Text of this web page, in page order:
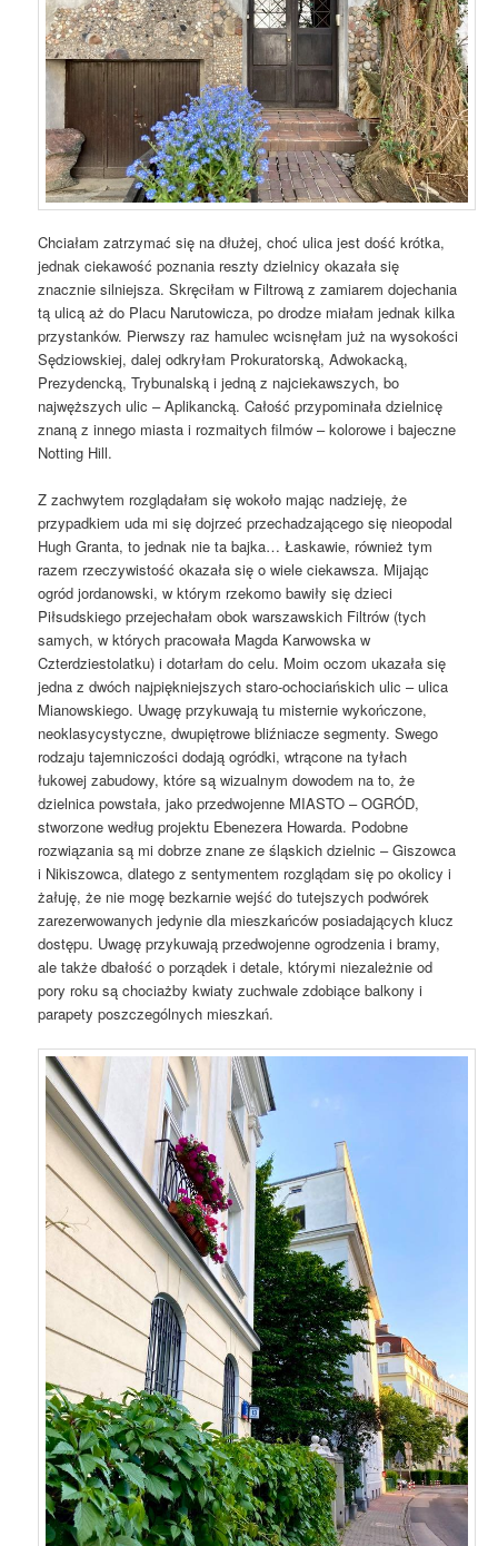
Chciałam zatrzymać się na dłużej, choć ulica jest dość krótka,
jednak ciekawość poznania reszty dzielnicy okazała się
znacznie silniejsza. Skręciłam w Filtrową z zamiarem dojechania
tą ulicą aż do Placu Narutowicza, po drodze miałam jednak kilka
przystanków. Pierwszy raz hamulec wcisnęłam już na wysokości
Sędziowskiej, dalej odkryłam Prokuratorską, Adwokacką,
Prezydencką, Trybunalską i jedną z najciekawszych, bo
najwęższych ulic – Aplikancką. Całość przypominała dzielnicę
znaną z innego miasta i rozmaitych filmów – kolorowe i bajeczne
Notting Hill.
Z zachwytem rozglądałam się wokoło mając nadzieję, że
przypadkiem uda mi się dojrzeć przechadzającego się nieopodal
Hugh Granta, to jednak nie ta bajka… Łaskawie, również tym
razem rzeczywistość okazała się o wiele ciekawsza. Mijając
ogród jordanowski, w którym rzekomo bawiły się dzieci
Piłsudskiego przejechałam obok warszawskich Filtrów (tych
samych, w których pracowała Magda Karwowska w
Czterdziestolatku) i dotarłam do celu. Moim oczom ukazała się
jedna z dwóch najpiękniejszych staro-ochociańskich ulic – ulica
Mianowskiego. Uwagę przykuwają tu misternie wykończone,
neoklasycystyczne, dwupiętrowe bliźniacze segmenty. Swego
rodzaju tajemniczości dodają ogródki, wtrącone na tyłach
łukowej zabudowy, które są wizualnym dowodem na to, że
dzielnica powstała, jako przedwojenne MIASTO – OGRÓD,
stworzone według projektu Ebenezera Howarda. Podobne
rozwiązania są mi dobrze znane ze śląskich dzielnic – Giszowca
i Nikiszowca, dlatego z sentymentem rozglądam się po okolicy i
żałuję, że nie mogę bezkarnie wejść do tutejszych podwórek
zarezerwowanych jedynie dla mieszkańców posiadających klucz
dostępu. Uwagę przykuwają przedwojenne ogrodzenia i bramy,
ale także dbałość o porządek i detale, którymi niezależnie od
pory roku są chociażby kwiaty zuchwale zdobiące balkony i
parapety poszczególnych mieszkań.